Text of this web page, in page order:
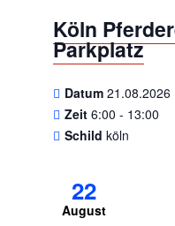
Köln
Parkplatz
Datum 21.08.2026
Zeit 6:00 - 13:00
Schild köln
22
August